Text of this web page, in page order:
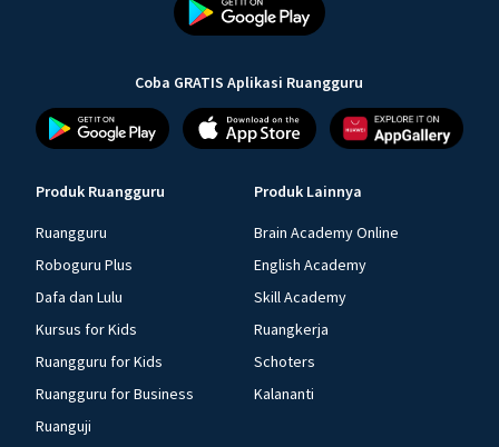
Coba GRATIS Aplikasi Ruangguru
Produk Ruangguru
Ruangguru
Roboguru Plus
Dafa dan Lulu
Kursus for Kids
Ruangguru for Kids
Ruangguru for Business
Ruanguji
Produk Lainnya
Brain Academy Online
English Academy
Skill Academy
Ruangkerja
Schoters
Kalananti